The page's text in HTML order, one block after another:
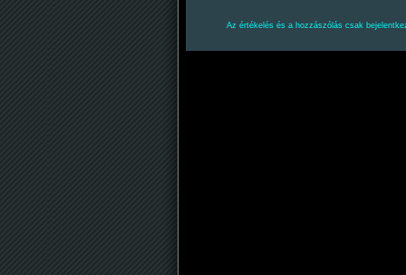
Az értékelés és a hozzászólás csak